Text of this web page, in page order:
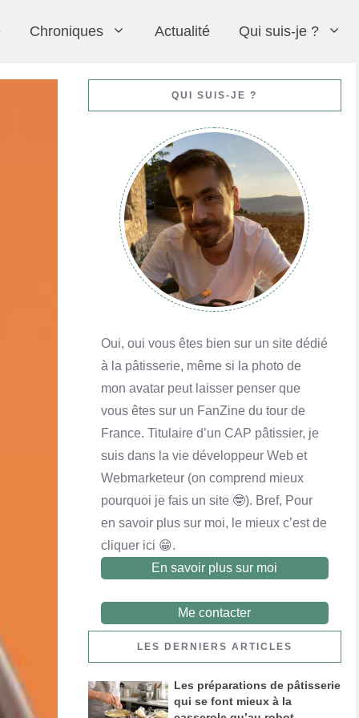
En savoir plus
En savoir plus
Financier noix de pécan et chocolat au lait
En savoir plus
Crème pâtissière
En savoir plus
En savoir plus
Chroniques
En savoir plus
Queijadas de Vila Franca do Campo
En savoir plus
Actualité Qui suis-je ?
QUI SUIS-JE ?
Oui, oui vous êtes bien sur un site dédié
à la pâtisserie, même si la photo de
mon avatar peut laisser penser que
vous êtes sur un FanZine du tour de
France. Titulaire d’un CAP pâtissier, je
suis dans la vie développeur Web et
Webmarketeur (on comprend mieux
pourquoi je fais un site 🤓). Bref, Pour
en savoir plus sur moi, le mieux c’est de
cliquer ici 😁.
En savoir plus sur moi
Me contacter
LES DERNIERS ARTICLES
Les préparations de pâtisserie
qui se font mieux à la